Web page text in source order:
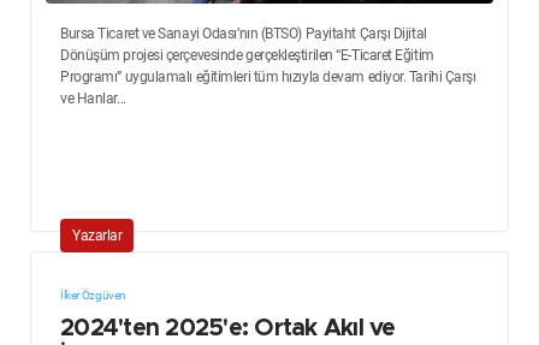
Bursa Ticaret ve Sanayi Odası’nın (BTSO) Payitaht Çarşı Dijital
Dönüşüm projesi çerçevesinde gerçekleştirilen “E-Ticaret Eğitim
Programı” uygulamalı eğitimleri tüm hızıyla devam ediyor. Tarihi Çarşı
ve Hanlar...
Yazarlar
İlker Özgüven
2024'ten 2025'e: Ortak Akıl ve